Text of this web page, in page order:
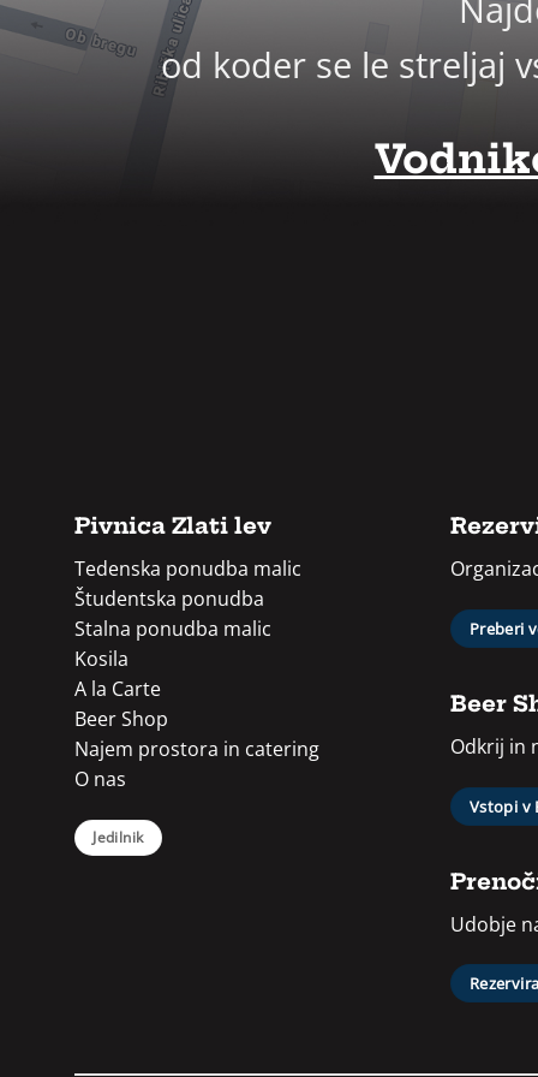
od koder se le streljaj
Pivnica Zlati lev
Tedenska ponudba malic
Študentska ponudba
Stalna ponudba malic
Kosila
A la Carte
Beer Shop
Najem prostora in catering
O nas
Jedilnik
Preberi
Beer
Odkrij in
Vstopi v
Udobje